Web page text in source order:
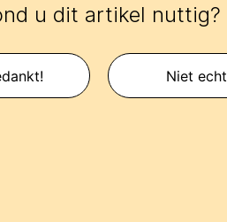
u dit artikel nuttig?
Niet echt